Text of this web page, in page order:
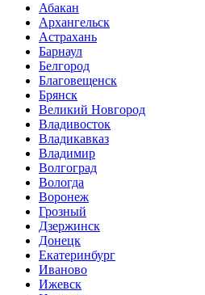
Абакан
Архангельск
Астрахань
Барнаул
Белгород
Благовещенск
Брянск
Великий Новгород
Владивосток
Владикавказ
Владимир
Волгоград
Вологда
Воронеж
Грозный
Дзержинск
Донецк
Екатеринбург
Иваново
Ижевск